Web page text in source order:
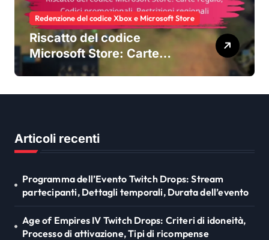
Redenzione del codice Xbox e Microsoft Store
Riscatto del codice
Microsoft Store: Carte
regalo, Codici promozionali,
Articoli recenti
Programma dell’Evento Twitch Drops: Stream
partecipanti, Dettagli temporali, Durata dell’evento
Age of Empires IV Twitch Drops: Criteri di idoneità,
Processo di attivazione, Tipi di ricompense